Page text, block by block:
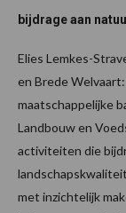
bijdrage aan
Elies Lemkes-
en Brede
maatschappelijke
Landbouw en
activiteiten die
met inzichtelijk